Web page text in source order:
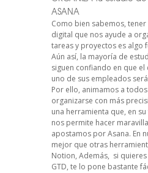
ASANA
Como bien sabemos,
digital que nos ayude a
tareas y proyectos es algo
Aún así, la mayoría de
siguen confiando en que
uno de sus empleados
Por ello, animamos a
organizarse con más
una herramienta que, en
nos permite hacer
apostamos por Asana. En
mejor que otras
Notion, Además, si
GTD, te lo pone bastante